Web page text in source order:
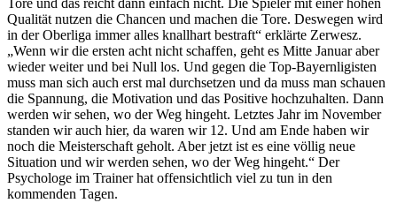
Tore und das reicht dann einfach nicht. Die Spieler mit einer hohen
Qualität nutzen die Chancen und machen die Tore. Deswegen wird
in der Oberliga immer alles knallhart bestraft“ erklärte Zerwesz.
„Wenn wir die ersten acht nicht schaffen, geht es Mitte Januar aber
wieder weiter und bei Null los. Und gegen die Top-Bayernligisten
muss man sich auch erst mal durchsetzen und da muss man schauen
die Spannung, die Motivation und das Positive hochzuhalten. Dann
werden wir sehen, wo der Weg hingeht. Letztes Jahr im November
standen wir auch hier, da waren wir 12. Und am Ende haben wir
noch die Meisterschaft geholt. Aber jetzt ist es eine völlig neue
Situation und wir werden sehen, wo der Weg hingeht.“ Der
Psychologe im Trainer hat offensichtlich viel zu tun in den
kommenden Tagen.